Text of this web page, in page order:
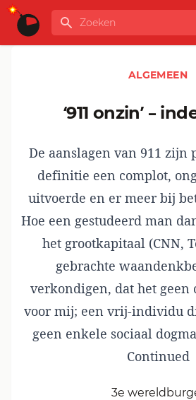
Ga naar de inhoud
GLOBALINFO
Zoeken
ALGEMEEN
‘911 onzin’ –
De aanslagen van 911 zijn
definitie een complot,
uitvoerde en er meer bij
Hoe een gestudeerd man
het grootkapitaal (CNN,
gebrachte
verkondigen, dat het geen
voor mij; een vrij-individu
geen enkele sociaal
Continued
3e